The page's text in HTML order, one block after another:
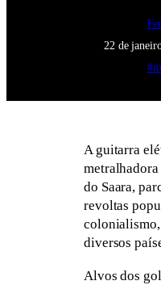
22 de
A guitarra
do Saara,
revoltas
diversos
Alvos dos